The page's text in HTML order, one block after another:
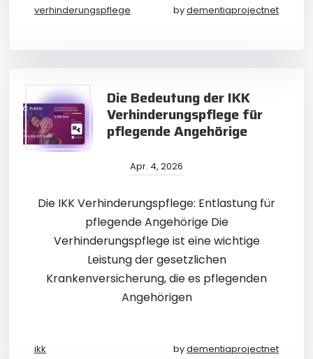
verhinderungspflege bydementiaprojectnet
Die Bedeutung der IKK
Verhinderungspflege für
pflegende Angehörige
Apr. 4, 2026
Die IKK Verhinderungspflege: Entlastung für
pflegende Angehörige Die
Verhinderungspflege ist eine wichtige
Leistung der gesetzlichen
Krankenversicherung, die es pflegenden
Angehörigen
ikk bydementiaprojectnet